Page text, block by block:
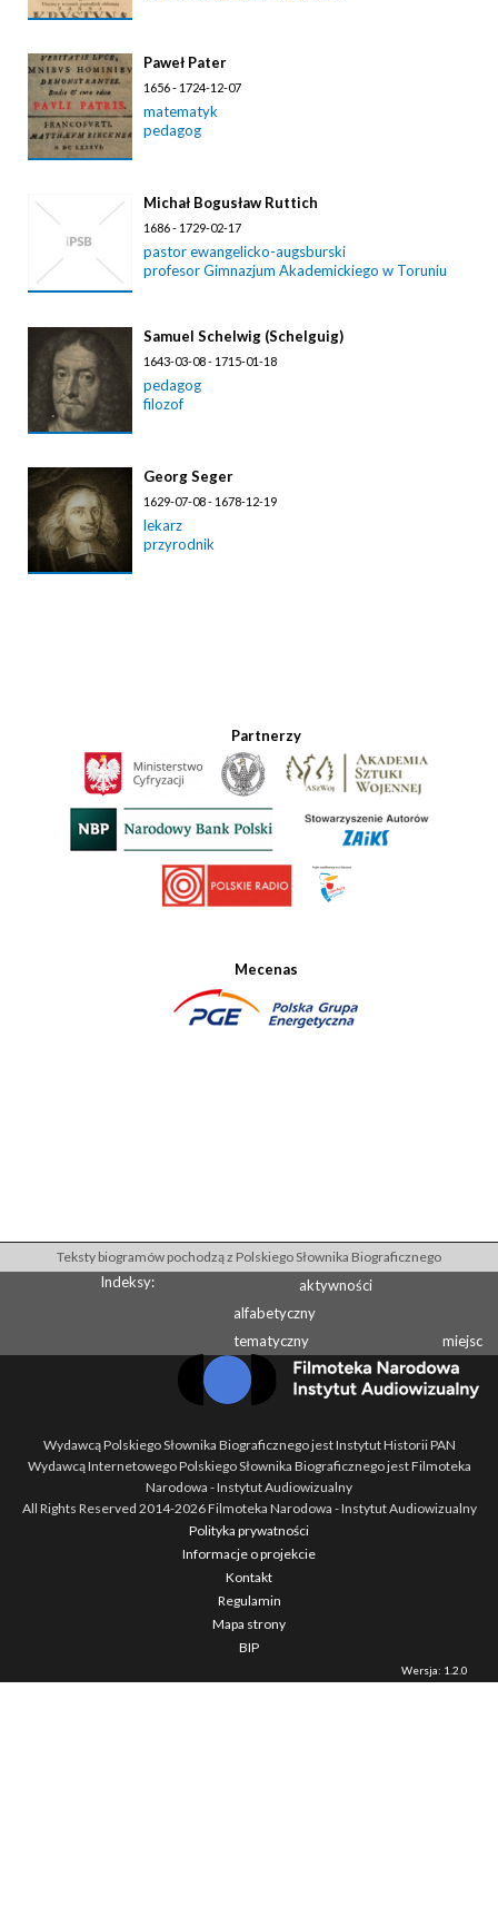
Paweł Pater
1656 - 1724-12-07
matematyk
pedagog
Michał Bogusław Ruttich
1686 - 1729-02-17
pastor ewangelicko-augsburski
profesor Gimnazjum Akademickiego w Toruniu
Samuel Schelwig (Schelguig)
1643-03-08 - 1715-01-18
pedagog
filozof
Georg Seger
1629-07-08 - 1678-12-19
lekarz
przyrodnik
Partnerzy
Mecenas
Teksty biogramów pochodzą z Polskiego Słownika Biograficznego
Indeksy:
aktywności
alfabetyczny
tematyczny
miejsc
Wydawcą Polskiego Słownika Biograficznego jest Instytut Historii PAN
Wydawcą Internetowego Polskiego Słownika Biograficznego jest Filmoteka
Narodowa - Instytut Audiowizualny
All Rights Reserved 2014-2026Filmoteka Narodowa - Instytut Audiowizualny
Polityka prywatności
Informacje o projekcie
Kontakt
Regulamin
Mapa strony
BIP
Wersja: 1.2.0